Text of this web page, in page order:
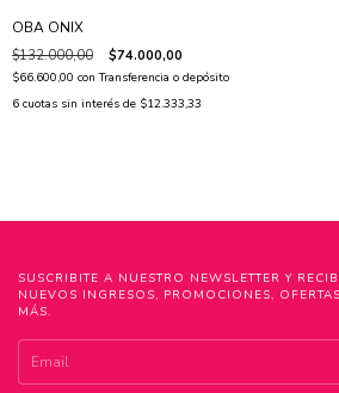
OBA ONIX
$132.000,00 $74.000,00
$66.600,00 con Transferencia o depósito
6 cuotas sin interés de $12.333,33
SUSCRIBITE A NUESTRO NEWSLETTER Y
NUEVOS INGRESOS, PROMOCIONES,
MÁS.